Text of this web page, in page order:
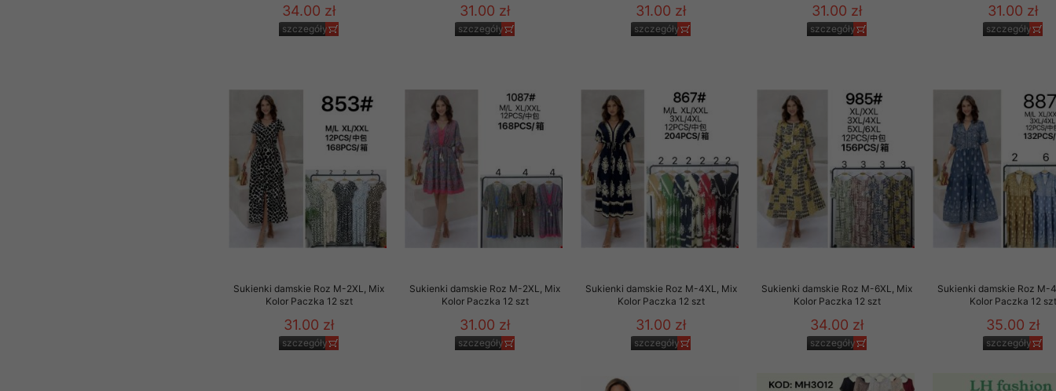
34.00 zł
szczegóły
31.00 zł
szczegóły
31.00 zł
szczegóły
31.00 zł
szczegóły
31.00 zł
szczegóły
Sukienki damskie Roz M-2XL, Mix
Kolor Paczka 12 szt
31.00 zł
szczegóły
Sukienki damskie Roz M-2XL, Mix
Kolor Paczka 12 szt
31.00 zł
szczegóły
Sukienki damskie Roz M-4XL, Mix
Kolor Paczka 12 szt
31.00 zł
szczegóły
Sukienki damskie Roz M-6XL, Mix
Kolor Paczka 12 szt
34.00 zł
szczegóły
Sukienki damskie Roz M-
Kolor Paczka 12 szt
35.00 zł
szczegóły